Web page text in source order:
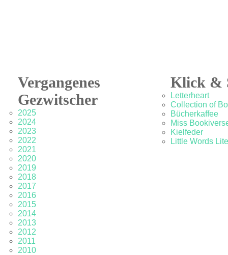
Vergangenes
Gezwitscher
2025
2024
2023
2022
2021
2020
2019
2018
2017
2016
2015
2014
2013
2012
2011
2010
Klick &
Letterheart
Collection of
Bücherkaffee
Miss
Kielfeder
Little Words